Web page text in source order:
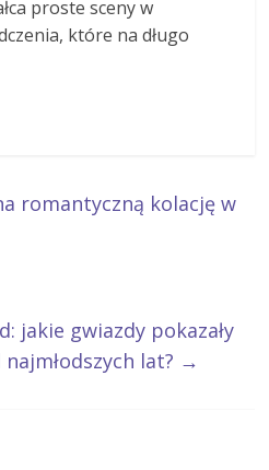
proste sceny w
które na długo
romantyczną kolację w
jakie gwiazdy pokazały
lat? →